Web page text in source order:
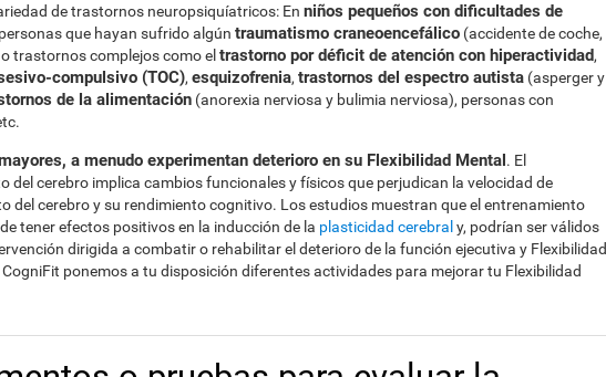
de trastornos neuropsiquíatricos: En niños pequeños con dificultades de
que hayan sufrido algún traumatismo craneoencefálico (accidente de coche,
o trastornos complejos como el trastorno por déficit de atención con hiperactividad,
compulsivo (TOC), esquizofrenia, trastornos del espectro autista (asperger y
de la alimentación (anorexia nerviosa y bulimia nerviosa), personas con
a menudo experimentan deterioro en su Flexibilidad Mental. El
del cerebro implica cambios funcionales y físicos que perjudican la velocidad de
del cerebro y su rendimiento cognitivo. Los estudios muestran que el entrenamiento
tener efectos positivos en la inducción de la plasticidad cerebral y, podrían ser válidos
dirigida a combatir o rehabilitar el deterioro de la función ejecutiva y Flexibilidad
ponemos a tu disposición diferentes actividades para mejorar tu Flexibilidad